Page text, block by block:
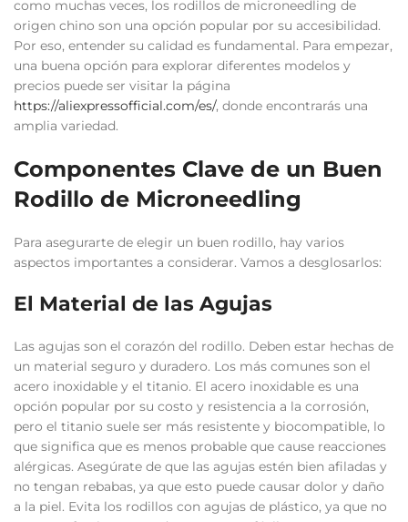
como muchas veces, los rodillos de microneedling de
origen chino son una opción popular por su accesibilidad.
Por eso, entender su calidad es fundamental. Para empezar,
una buena opción para explorar diferentes modelos y
precios puede ser visitar la página
https://aliexpressofficial.com/es/, donde encontrarás una
amplia variedad.
Componentes Clave de un Buen
Rodillo de Microneedling
Para asegurarte de elegir un buen rodillo, hay varios
aspectos importantes a considerar. Vamos a desglosarlos:
El Material de las Agujas
Las agujas son el corazón del rodillo. Deben estar hechas de
un material seguro y duradero. Los más comunes son el
acero inoxidable y el titanio. El acero inoxidable es una
opción popular por su costo y resistencia a la corrosión,
pero el titanio suele ser más resistente y biocompatible, lo
que significa que es menos probable que cause reacciones
alérgicas. Asegúrate de que las agujas estén bien afiladas y
no tengan rebabas, ya que esto puede causar dolor y daño
a la piel. Evita los rodillos con agujas de plástico, ya que no